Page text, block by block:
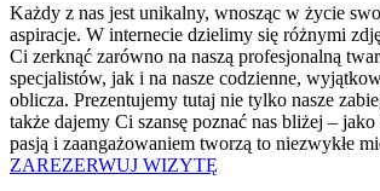
Każdy z nas jest unikalny, wnosząc w życie
aspiracje. W internecie dzielimy się różnymi
Ci zerknąć zarówno na naszą profesjonalną
specjalistów, jak i na nasze codzienne,
oblicza. Prezentujemy tutaj nie tylko nasze
także dajemy Ci szansę poznać nas bliżej –
pasją i zaangażowaniem tworzą to niezwykłe
ZAREZERWUJ WIZYTĘ